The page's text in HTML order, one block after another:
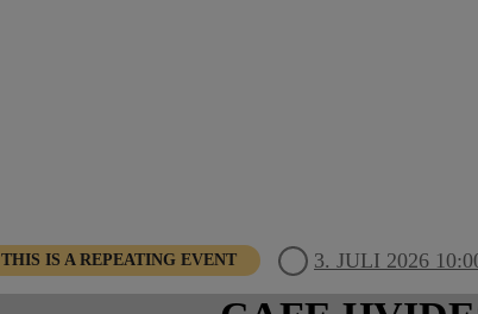
THIS IS A REPEATING EVENT 3. JULI 2026